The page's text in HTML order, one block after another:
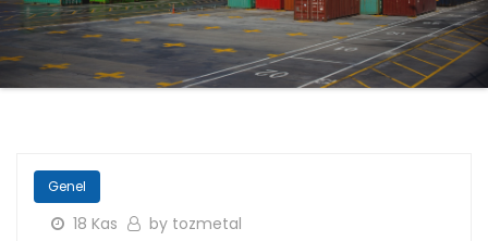
Genel
18 Kas by tozmetal